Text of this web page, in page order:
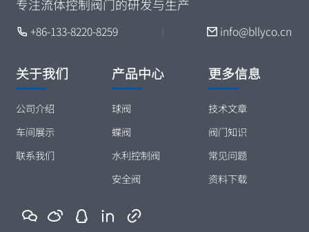
专注流体控制阀门的研发与生产
+86-133-8220-8259 info@bllyco.cn
关于我们
公司介绍
车间展示
联系我们
产品中心
球阀
蝶阀
水利控制阀
安全阀
更多信息
技术文章
阀门知识
常见问题
资料下载